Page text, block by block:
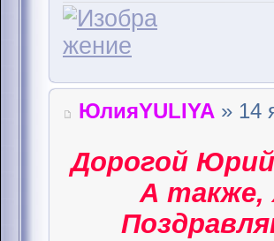
ЮлияYULIYA » 14
Дорогой
А